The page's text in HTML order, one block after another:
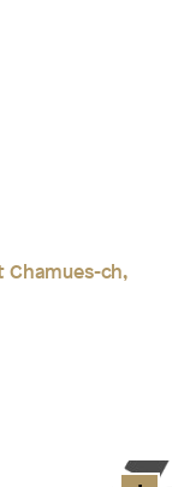
Chamues-ch,